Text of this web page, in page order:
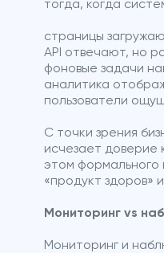
тогда, когда
страницы
API отвечают, но
фоновые задачи
аналитика
пользователи
С точки зрения
исчезает доверие
этом формального
«продукт здоров»
Мониторинг vs
Мониторинг и